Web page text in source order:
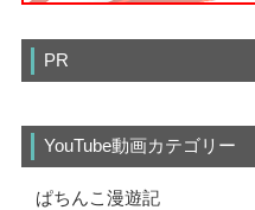
PR
YouTube動画カテゴリー
ぱちんこ漫遊記